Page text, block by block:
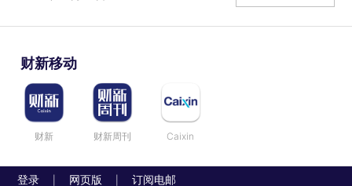
财新移动
财新 财新周刊 Caixin
登录 网页版 订阅电邮